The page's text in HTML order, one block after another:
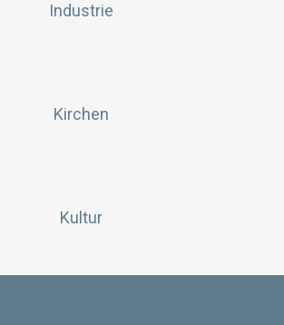
Industrie
Kirchen
Kultur